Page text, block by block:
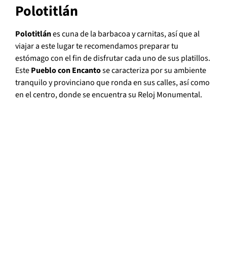
Polotitlán
Polotitlánes cuna de la barbacoa y carnitas, así que al
viajar a este lugar te recomendamos preparar tu
estómago con el fin de disfrutar cada uno de sus platillos.
EstePueblo con Encantose caracteriza por su ambiente
tranquilo y provinciano que ronda en sus calles, así como
en el centro, donde se encuentra su Reloj Monumental.